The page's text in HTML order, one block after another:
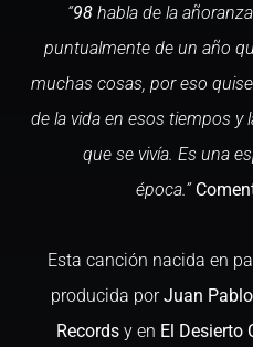
“98habla de la
puntualmente de un año
muchas cosas, por eso
de la vida en esos tiempos y
que se vivía. Es una
época.”
Esta canción nacida en
producida porJuan Pablo
Records y en El Desierto